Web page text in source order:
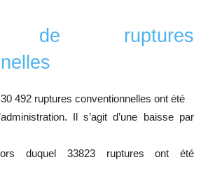
de ruptures
492 ruptures conventionnelles ont été
Il s’agit d’une baisse par
duquel 33823 ruptures ont été